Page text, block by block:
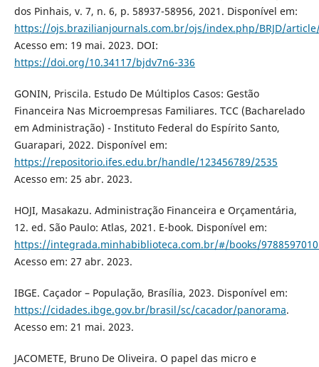
dos Pinhais, v. 7, n. 6, p. 58937-58956, 2021. Disponível em:
https://ojs.brazilianjournals.com.br/ojs/index.php/BRJD/
Acesso em: 19 mai. 2023. DOI:
https://doi.org/10.34117/bjdv7n6-336
GONIN, Priscila. Estudo De Múltiplos Casos: Gestão
Financeira Nas Microempresas Familiares. TCC (Bacharelado
em Administração) - Instituto Federal do Espírito Santo,
Guarapari, 2022. Disponível em:
https://repositorio.ifes.edu.br/handle/123456789/2535
Acesso em: 25 abr. 2023.
HOJI, Masakazu. Administração Financeira e Orçamentária,
12. ed. São Paulo: Atlas, 2021. E-book. Disponível em:
https://integrada.minhabiblioteca.com.br/#/books/
Acesso em: 27 abr. 2023.
IBGE. Caçador – População, Brasília, 2023. Disponível em:
https://cidades.ibge.gov.br/brasil/sc/cacador/panorama.
Acesso em: 21 mai. 2023.
JACOMETE, Bruno De Oliveira. O papel das micro e